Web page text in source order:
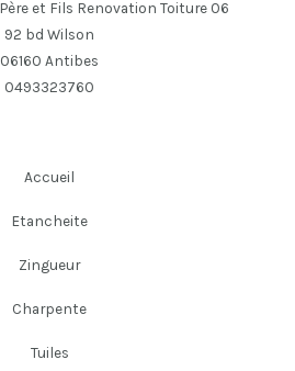
et Fils Renovation Toiture 06
92 bd Wilson
06160 Antibes
0493323760
Accueil
Etancheite
Zingueur
Charpente
Tuiles